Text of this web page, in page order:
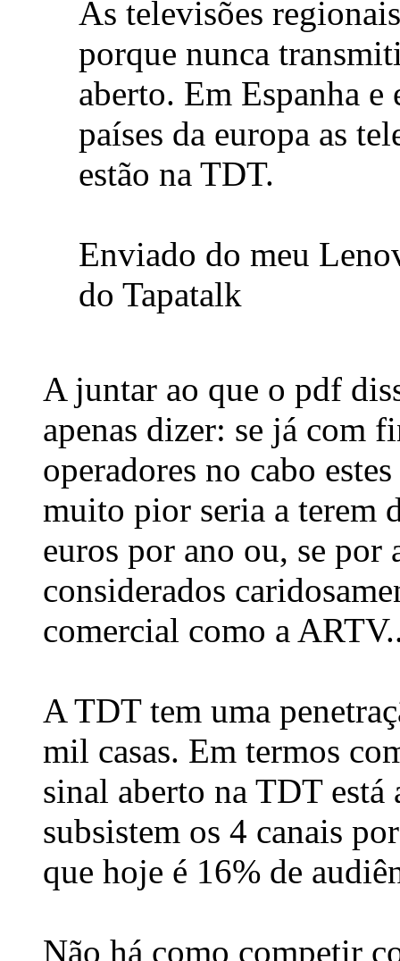
As televisões
porque nunca
aberto. Em Espanha
países da europa as
estão na TDT.
Enviado do meu
do Tapatalk
A juntar ao que o pdf
apenas dizer: se já com
operadores no cabo
muito pior seria a terem
euros por ano ou, se
considerados
comercial como a
A TDT tem uma
mil casas. Em termos
sinal aberto na TDT está
subsistem os 4 canais
que hoje é 16% de
Não há como competir